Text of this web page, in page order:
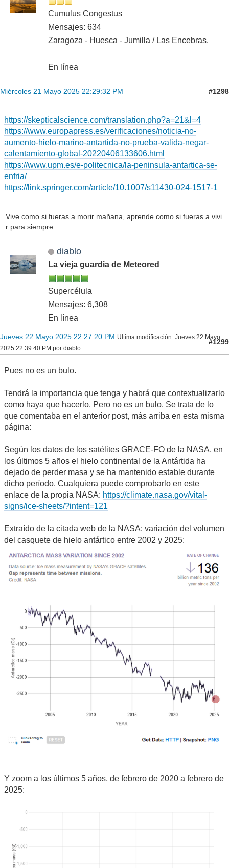
Cumulus Congestus
Mensajes: 634
Zaragoza - Huesca - Jumilla / Las Encebras.
En línea
Miércoles 21 Mayo 2025 22:29:32 PM #1298
https://skepticalscience.com/translation.php?a=21&l=4
https://www.europapress.es/verificaciones/noticia-no-
aumento-hielo-marino-antartida-no-prueba-valida-negar-
calentamiento-global-20220406133606.html
https://www.upm.es/e-politecnica/la-peninsula-antartica-se-
enfria/
https://link.springer.com/article/10.1007/s11430-024-1517-1
Vive como si fueras a morir mañana, aprende como si fueras a vivi
r para siempre.
diablo
La vieja guardia de Meteored
Supercélula
Mensajes: 6,308
En línea
Jueves 22 Mayo 2025 22:27:20 PM Ultima modificación: Jueves 22 Mayo
2025 22:39:40 PM por diablo
#1299
Pues no es un bulo.
Tendrá la importancia que tenga y habrá que contextualizarlo
como haya que hacerlo. Pero no es un bulo. Se trata de lo
que comentaba en el anterior post, más arriba en esta misma
página:
Según los datos de los satélites GRACE-FO de la NASA, en
los últimos 5 años el hielo continental de la Antártida ha
dejado de perder masa y se ha mantenido estable durante
dicho período. Cualquiera puede comprobarlo en este
enlace de la propia NASA: https://climate.nasa.gov/vital-
signs/ice-sheets/?intent=121
Extraído de la citada web de la NASA: variación del volumen
del casquete de hielo antártico entre 2002 y 2025:
Y zoom a los últimos 5 años, de febrero de 2020 a febrero de
2025: